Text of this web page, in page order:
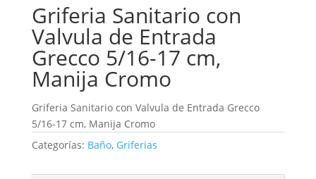
Griferia Sanitario con
Valvula de Entrada
Grecco 5/16-17 cm,
Manija Cromo
Griferia Sanitario con Valvula de Entrada Grecco
5/16-17 cm, Manija Cromo
Categorías: Baño, Griferias